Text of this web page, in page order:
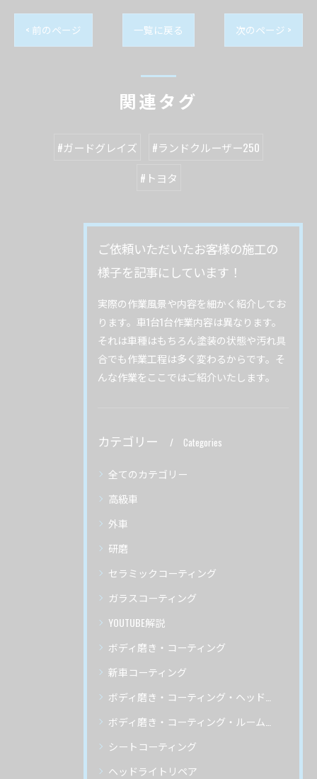
< 前のページ 一覧に戻る 次のページ >
関連タグ
#ガードグレイズ
#ランドクルーザー250
#トヨタ
ご依頼いただいたお客様の施工の
様子を記事にしています！
実際の作業風景や内容を細かく紹介してお
ります。車1台1台作業内容は異なります。
それは車種はもちろん塗装の状態や汚れ具
合でも作業工程は多く変わるからです。そ
んな作業をここではご紹介いたします。
カテゴリー Categories
全てのカテゴリー
高級車
外車
研磨
セラミックコーティング
ガラスコーティング
YOUTUBE解説
ボディ磨き・コーティング
新車コーティング
ボディ磨き・コーティング・ヘッドライトリペア
ボディ磨き・コーティング・ルームクリーニング
シートコーティング
ヘッドライトリペア